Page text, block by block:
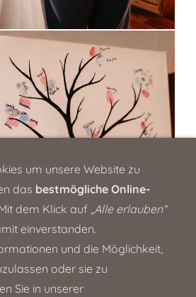
um unsere Website zu
das bestmögliche Online-
dem Klick auf „Alle erlauben“
einverstanden.
und die Möglichkeit,
oder sie zu
Sie in unserer